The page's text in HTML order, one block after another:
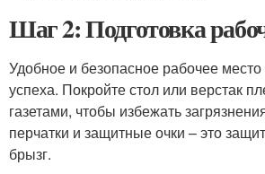
Шаг 2: Подготовка
Удобное и безопасное рабочее
успеха. Покройте стол или верстак
газетами, чтобы избежать
перчатки и защитные очки – это
брызг.